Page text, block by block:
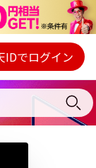
レイヤー
容の確認・変更
IDでログイン